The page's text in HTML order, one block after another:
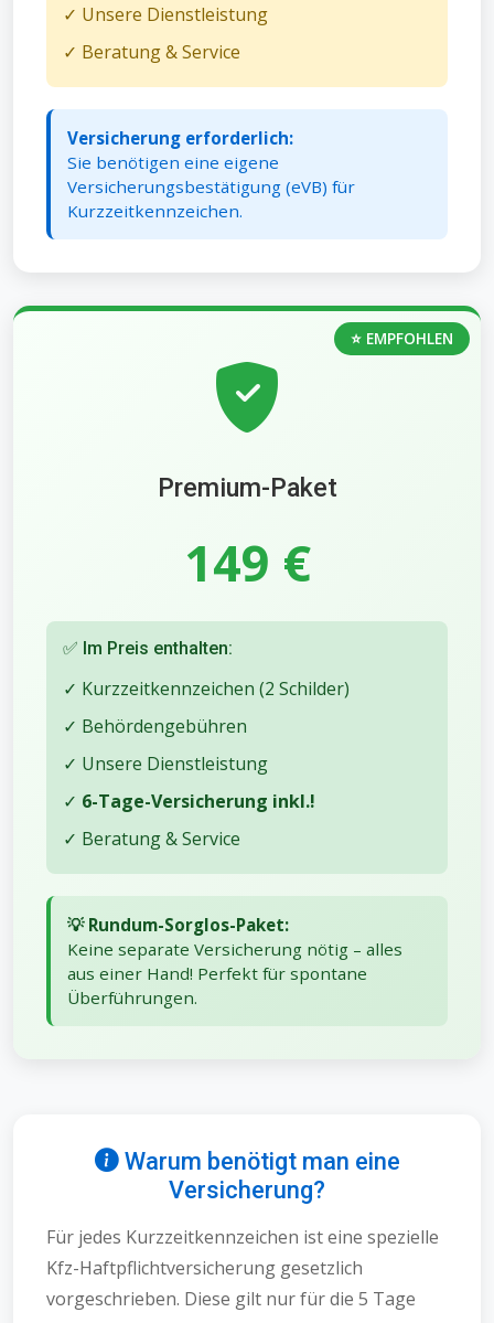
✓ Unsere Dienstleistung
✓ Beratung & Service
Versicherung erforderlich:
Sie benötigen eine eigene
Versicherungsbestätigung (eVB) für
Kurzzeitkennzeichen.
Premium-Paket
⭐ EMPFOHLEN
149 €
✅ Im Preis enthalten:
✓ Kurzzeitkennzeichen (2 Schilder)
✓ Behördengebühren
✓ Unsere Dienstleistung
✓ 6-Tage-Versicherung inkl.!
✓ Beratung & Service
💡 Rundum-Sorglos-Paket:
Keine separate Versicherung nötig – alles
aus einer Hand! Perfekt für spontane
Überführungen.
Warum benötigt man eine
Versicherung?
Für jedes Kurzzeitkennzeichen ist eine spezielle
Kfz-Haftpflichtversicherung gesetzlich
vorgeschrieben. Diese gilt nur für die 5 Tage